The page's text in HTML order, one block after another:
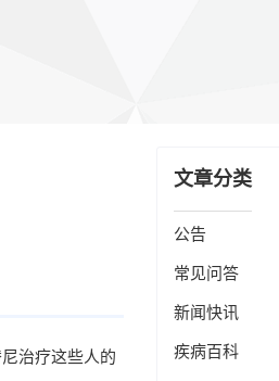
治疗这些人的
文章分类
公告
常见问答
新闻快讯
疾病百科